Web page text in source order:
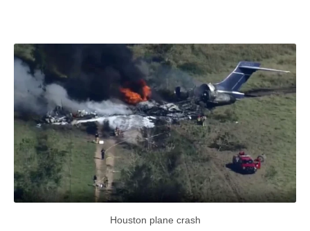
Houston plane crash